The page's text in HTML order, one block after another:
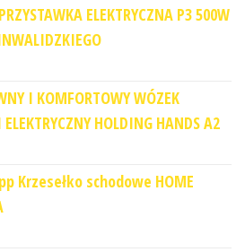
ELEKTRYCZNA P3 500W
I KOMFORTOWY WÓZEK
HOLDING HANDS A2
Krzesełko schodowe HOME